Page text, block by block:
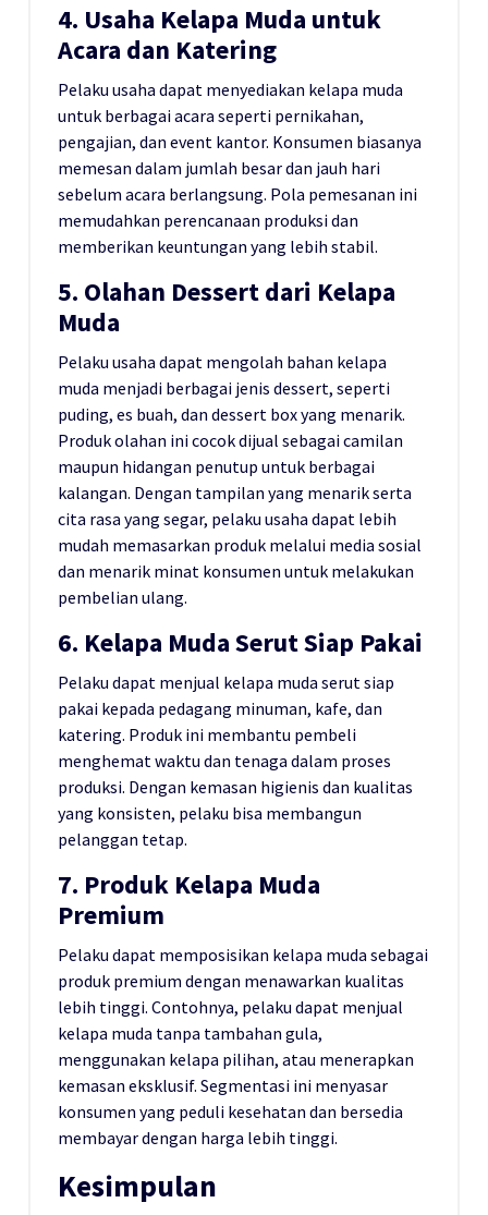
4. Usaha Kelapa Muda untuk
Acara dan Katering
Pelaku usaha dapat menyediakan kelapa muda
untuk berbagai acara seperti pernikahan,
pengajian, dan event kantor. Konsumen biasanya
memesan dalam jumlah besar dan jauh hari
sebelum acara berlangsung. Pola pemesanan ini
memudahkan perencanaan produksi dan
memberikan keuntungan yang lebih stabil.
5. Olahan Dessert dari Kelapa
Muda
Pelaku usaha dapat mengolah bahan kelapa
muda menjadi berbagai jenis dessert, seperti
puding, es buah, dan dessert box yang menarik.
Produk olahan ini cocok dijual sebagai camilan
maupun hidangan penutup untuk berbagai
kalangan. Dengan tampilan yang menarik serta
cita rasa yang segar, pelaku usaha dapat lebih
mudah memasarkan produk melalui media sosial
dan menarik minat konsumen untuk melakukan
pembelian ulang.
6. Kelapa Muda Serut Siap Pakai
Pelaku dapat menjual kelapa muda serut siap
pakai kepada pedagang minuman, kafe, dan
katering. Produk ini membantu pembeli
menghemat waktu dan tenaga dalam proses
produksi. Dengan kemasan higienis dan kualitas
yang konsisten, pelaku bisa membangun
pelanggan tetap.
7. Produk Kelapa Muda
Premium
Pelaku dapat memposisikan kelapa muda sebagai
produk premium dengan menawarkan kualitas
lebih tinggi. Contohnya, pelaku dapat menjual
kelapa muda tanpa tambahan gula,
menggunakan kelapa pilihan, atau menerapkan
kemasan eksklusif. Segmentasi ini menyasar
konsumen yang peduli kesehatan dan bersedia
membayar dengan harga lebih tinggi.
Kesimpulan